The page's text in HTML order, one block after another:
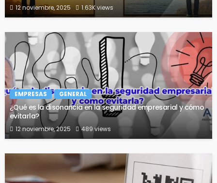
12 noviembre, 2025 1.63K views
EMPRESAS GENERAL
¿Qué es la disonancia en la seguridad empresarial y cómo
evitarla?
12 noviembre, 2025 489 views